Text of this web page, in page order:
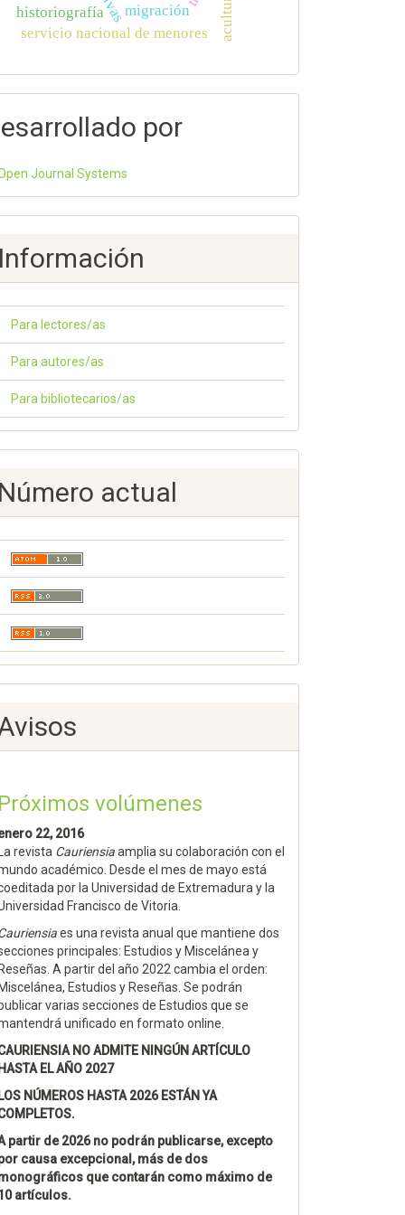
migración
historiografía
servicio nacional de menores
por
Journal Systems
Información
Para lectores/as
Para autores/as
Para bibliotecarios/as
Número actual
Próximos volúmenes
22, 2016
revista Cauriensiaamplia su colaboración con el
académico. Desde el mes de mayo está
por la Universidad de Extremadura y la
Francisco de Vitoria.
es una revista anual que mantiene dos
principales: Estudios y Miscelánea y
A partir del año 2022 cambia el orden:
Estudios y Reseñas. Se podrán
varias secciones de Estudios que se
unificado en formato online.
NO ADMITE NINGÚN ARTÍCULO
EL AÑO 2027
NÚMEROS HASTA 2026 ESTÁN YA
partir de 2026 no podrán publicarse, excepto
causa excepcional, más de dos
que contarán como máximo de
artículos.